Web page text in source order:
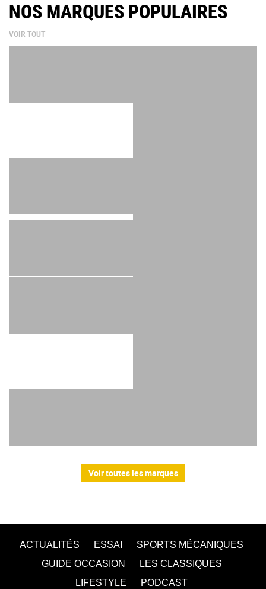
NOS MARQUES POPULAIRES
VOIR TOUT
Voir toutes les marques
ACTUALITÉS ESSAI
SPORTS MÉCANIQUES
GUIDE OCCASION
LES CLASSIQUES
LIFESTYLE
PODCAST